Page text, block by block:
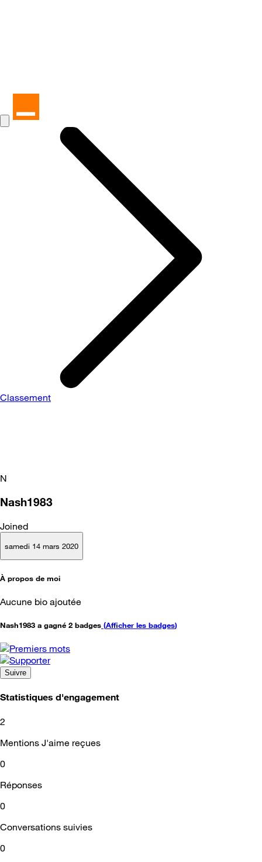
Classement
N
Nash1983
Joined
samedi 14 mars 2020
À propos de moi
Aucune bio ajoutée
Nash1983 a gagné 2 badges (Afficher les badges)
Suivre
Statistiques d'engagement
2
Mentions J'aime reçues
0
Réponses
0
Conversations suivies
0